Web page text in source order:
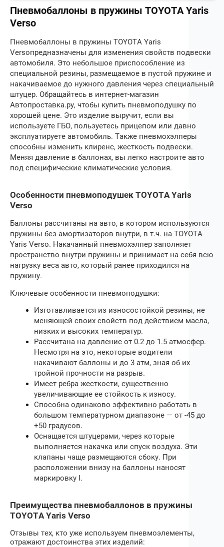
Пневмобаллоны в пружины TOYOTA Yaris
Verso
Пневмобаллоны в пружины TOYOTA Yaris
Versoпредназначены для изменения свойств подвески
автомобиля. Это небольшое приспособление из
специальной резины, размещаемое в пустой пружине и
накачиваемое до нужного давления через специальный
штуцер. Обращайтесь в интернет-магазин
Автопроставка.ру, чтобы купить пневмоподушку по
хорошей цене. Это изделие выручит, если вы
используете ГБО, пользуетесь прицепом или давно
эксплуатируете автомобиль. Также пневмохэлперы
способны изменить клиренс, жесткость подвески.
Меняя давление в баллонах, вы легко настроите авто
под специфические климатические условия.
Особенности пневмоподушек TOYOTA Yaris
Verso
Баллоны рассчитаны на авто, в котором используются
пружины без амортизаторов внутри, в т.ч. на TOYOTA
Yaris Verso. Накачанный пневмохэлпер заполняет
пространство внутри пружины и принимает на себя всю
нагрузку веса авто, который ранее приходился на
пружину.
Ключевые особенности пневмоподушки:
Изготавливается из износостойкой резины, не
меняющей своих свойств под действием масла,
низких и высоких температур.
Рассчитана на давление от 0.2 до 1.5 атмосфер.
Несмотря на это, некоторые водители
накачивают баллоны и до 3 атм, зная об их
тройной прочности на разрыв.
Имеет ребра жесткости, существенно
увеличивающие ее стойкость к износу.
Способна одинаково эффективно работать в
большом температурном диапазоне — от -45 до
+50 градусов.
Оснащается штуцерами, через которые
выполняется накачка или спуск воздуха. Эти
клапаны чаще размещаются сбоку. При
расположении внизу на баллоны наносят
маркировку I.
Преимущества пневмобаллонов в пружины
TOYOTA Yaris Verso
Отзывы тех, кто уже используем пневмоэлементы,
отражают достоинства этих изделий: